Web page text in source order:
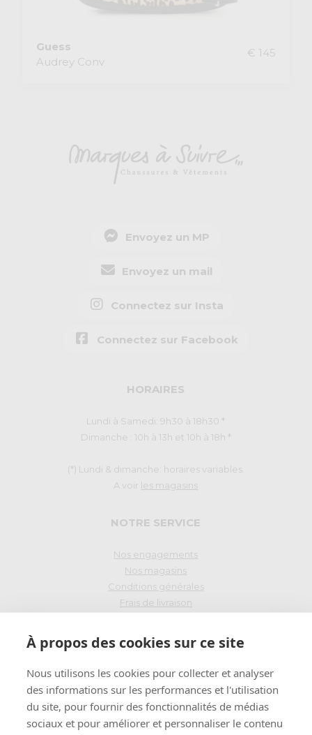
À propos des cookies sur ce site
Nous utilisons les cookies pour collecter et analyser
des informations sur les performances et l'utilisation
du site, pour fournir des fonctionnalités de médias
sociaux et pour améliorer et personnaliser le contenu
Guess
Audrey Conv
€ 145
Envoyez un MP
Envoyez un mail
Connectez sur Insta
Connectez sur Facebook
HORAIRES
Lundi à Samedi: 9h30 à 18h30 *
Dimanche : 10h à 13h et 10h à 18h *
(*) Lundi & dimanche: horaires variables.
A voir les magasins
NOTRE SERVICE
Nos engagements
Nos magasins
Conditions générales
Frais de livraison
PAIEMENT SÉCURISÉ